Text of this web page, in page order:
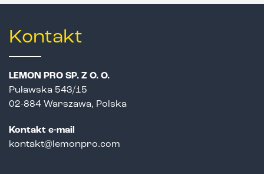
Kontakt
LEMON PRO SP. Z O. O.
Puławska 543/15
02-884 Warszawa, Polska
Kontakt e-mail
kontakt@lemonpro.com